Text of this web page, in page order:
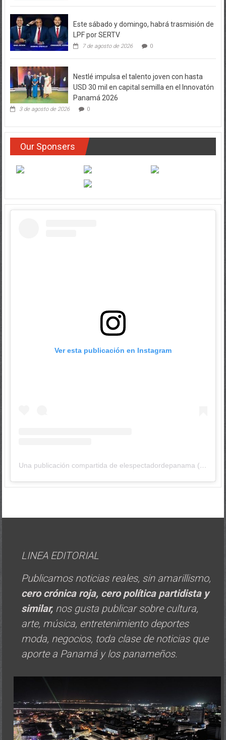
Este sábado y domingo, habrá trasmisión de
LPF por SERTV
7 de agosto de 2026 0
Nestlé impulsa el talento joven con hasta
USD 30 mil en capital semilla en el Innovatón
Panamá 2026
3 de agosto de 2026 0
Our Sponsers
Ver esta publicación en Instagram
Una publicación compartida de elespectadordepanama (@elespectadordepanama)
LINEA EDITORIAL
Publicamos noticias reales, sin amarillismo,
cero crónica roja, cero política partidista y
similar, nos gusta publicar sobre cultura,
arte, música, entretenimiento deportes
moda, negocios, toda clase de noticias que
aporte a Panamá y los panameños.